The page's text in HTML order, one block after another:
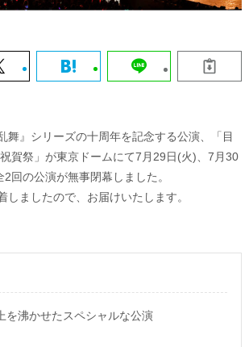
舞』シリーズの十周年を記念する公演、「目
賀祭」が東京ドームにて7月29日(火)、7月30
回の公演が無事閉幕しました。
しましたので、お届けいたします。
を沸かせたスペシャルな公演